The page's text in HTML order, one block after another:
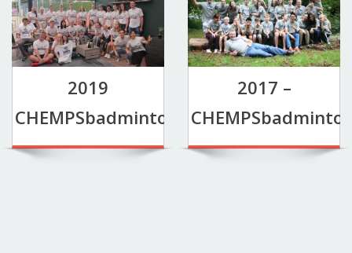
2019
CHEMPSbadmintonkamp
2017 –